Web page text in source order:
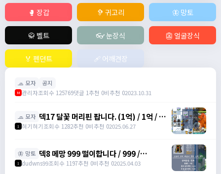
🥊 장갑 🦻 귀고리 🦋 망토
🥋 벨트 👓 눈장식 👺 얼굴장식
🏅 펜던트 🩹 어깨견장
🧢 모자 공지
M 관리자조회수 125769댓글 1추천 0비추천 02023.10.31
🧢 모자 덱17 달꽃 머리핀 팝니다. (1억) / 1억 / 덱
17 달꽃 머리핀 (완작) 싸게넘깁니다. /
1 혀기혀기조회수 1282추천 0비추천 02025.06.27
🦋 망토 덱8 메망 999 떨이합니다 / 999 /
https://open.kakao.com/o/gHP3Pfph
1 dudwns99조회수 1197추천 0비추천 02025.04.03